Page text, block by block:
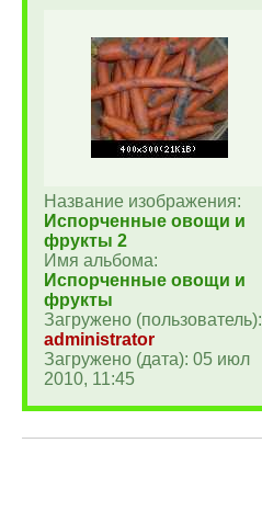
Название изображения:
Испорченные овощи и
фрукты 2
Имя альбома:
Испорченные овощи и
фрукты
Загружено (пользователь):
administrator
Загружено (дата): 05 июл
2010, 11:45